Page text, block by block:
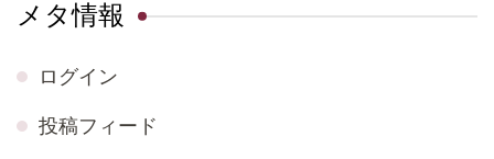
メタ情報
ログイン
投稿フィード